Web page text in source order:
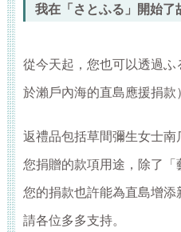
我在「さとふる」開始了
從今天起，您也可以透過
於瀨戶內海的直島應援捐款
返禮品包括草間彌生女士南
您捐贈的款項用途，除了「
您的捐款也許能為直島增添
請各位多多支持。